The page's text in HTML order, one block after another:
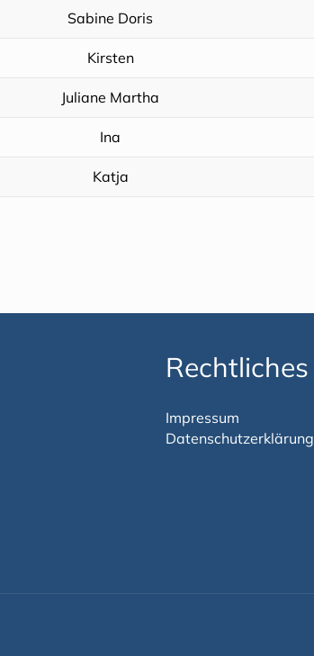
Sabine Doris
Kirsten
Juliane Martha
Ina
Katja
Rechtliches
Impressum
Datenschutzerklärung